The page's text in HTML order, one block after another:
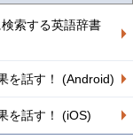
索する英語辞書
を話す！ (Android)
を話す！ (iOS)